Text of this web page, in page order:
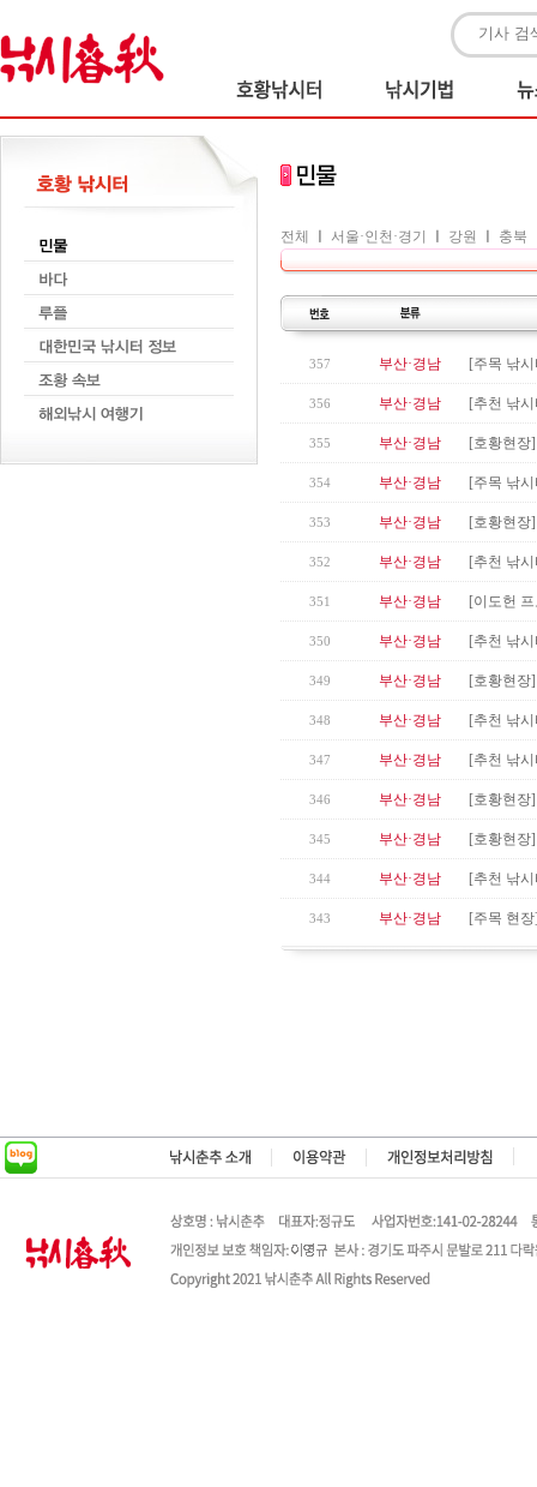
전체 서울·인천·경기 강원 충북
357 부산·경남 [주목 낚
356 부산·경남 [추천 낚
355 부산·경남 [호황현장
354 부산·경남 [주목 낚
353 부산·경남 [호황현장
352 부산·경남 [추천 낚
351 부산·경남 [이도헌
350 부산·경남 [추천 낚
349 부산·경남 [호황현장
348 부산·경남 [추천 낚
347 부산·경남 [추천 낚
346 부산·경남 [호황현장
345 부산·경남 [호황현장
344 부산·경남 [추천 낚
343 부산·경남 [주목 현